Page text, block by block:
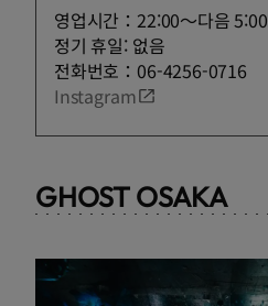
영업시간：22:00〜다음 5:00
정기 휴일: 없음
전화번호：06-4256-0716
Instagram
GHOST OSAKA